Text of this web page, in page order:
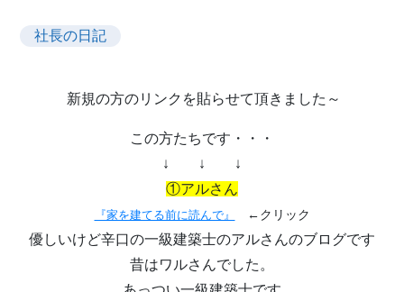
社長の日記
新規の方のリンクを貼らせて頂きました～
この方たちです・・・
↓ ↓ ↓
①アルさん
『家を建てる前に読んで』 ←クリック
優しいけど辛口の一級建築士のアルさんのブログです
昔はワルさんでした。